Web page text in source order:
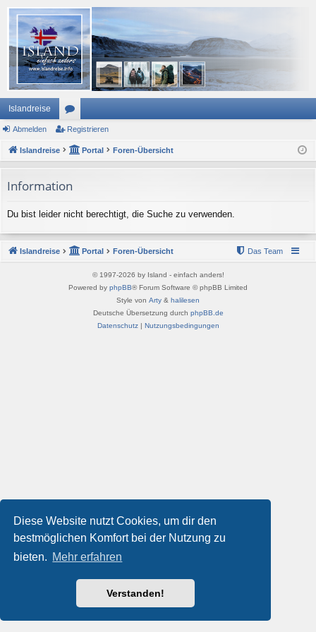
Diese Website nutzt Cookies, um dir den
bestmöglichen Komfort bei der Nutzung zu
bieten. Mehr erfahren
Verstanden!
Islandreise
or
en
Abmelden Registrieren
Islandreise Portal Foren-Übersicht
Information
Du bist leider nicht berechtigt, die Suche zu verwenden.
Islandreise Portal Foren-Übersicht Das Team
© 1997-2026 by Island - einfach anders!
Powered by phpBB® Forum Software © phpBB Limited
Style von Arty & halilesen
Deutsche Übersetzung durch phpBB.de
Datenschutz| Nutzungsbedingungen